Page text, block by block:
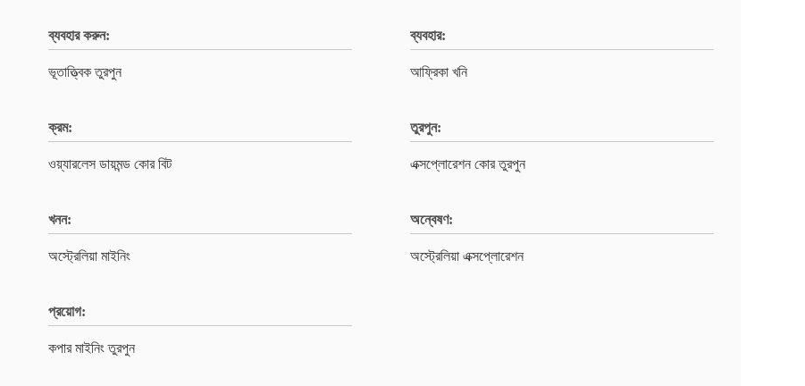
ব্যবহার করুন:
ভূতাত্ত্বিক তুরপুন
ব্যবহার:
আফ্রিকা খনি
ক্রম:
ওয়্যারলেস ডায়মন্ড কোর বিট
তুরপুন:
এক্সপ্লোরেশন কোর তুরপুন
খনন:
অস্ট্রেলিয়া মাইনিং
অন্বেষণ:
অস্ট্রেলিয়া এক্সপ্লোরেশন
প্রয়োগ:
কপার মাইনিং তুরপুন